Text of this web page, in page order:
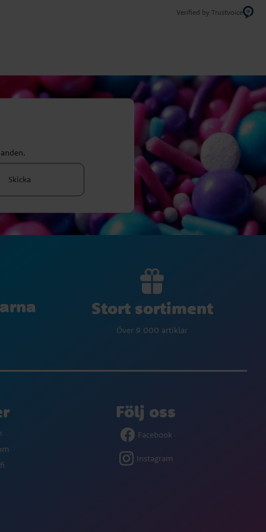
Verified by Trustvoice
Skicka
Stort sortiment
Över 9 000 artiklar
Följ oss
Facebook
Instagram